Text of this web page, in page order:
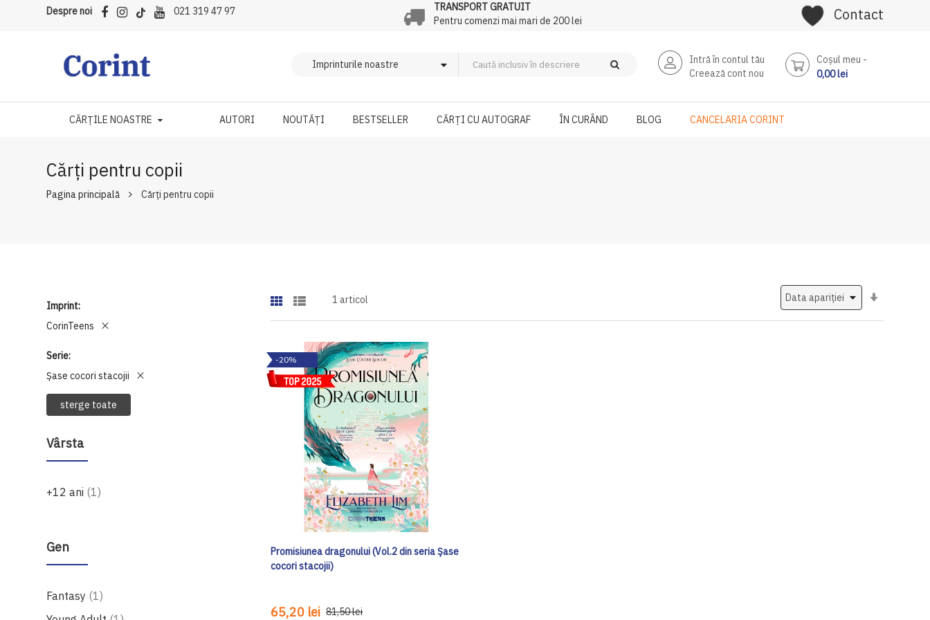
Despre noi 021 319 47 97
TRANSPORT GRATUIT
Pentru comenzi mai mari de 200 lei
Contact
Intră în contul tău
Creează cont nou
Coşul meu
0,00 lei
CĂRȚILE NOASTRE AUTORI NOUTĂȚI BESTSELLER CĂRȚI CU AUTOGRAF ÎN CURÂND BLOG CANCELARIA CORINT
Cărți pentru copii
Pagina principală Cărți pentru copii
Imprint
CorinTeens
Serie
Șase cocori stacojii
sterge toate
Vârsta
+12 ani 1produs
Gen
Fantasy 1produs
1 articol
-20%
Promisiunea dragonului (Vol.2 din seria Șase
cocori stacojii)
65,20 lei 81,50 lei